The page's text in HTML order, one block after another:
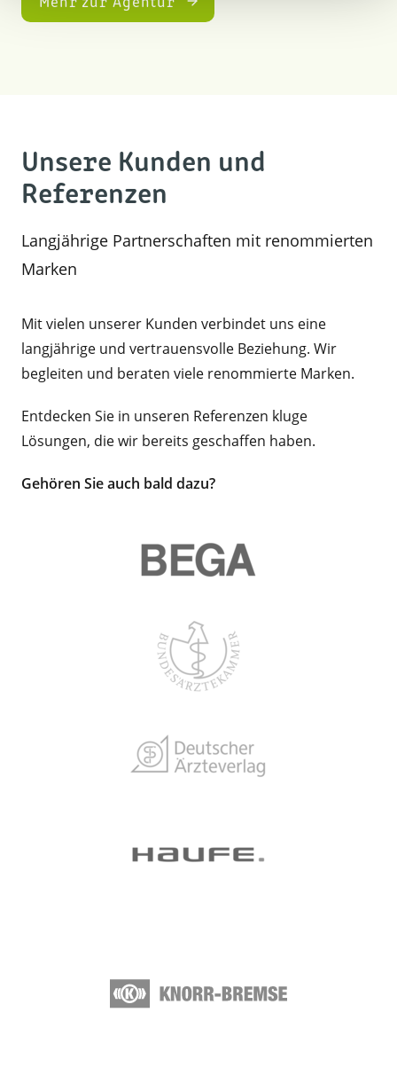
Mehr zur Agentur
Unsere Kunden und
Referenzen
Langjährige Partnerschaften mit renommierten
Marken
Mit vielen unserer Kunden verbindet uns eine
langjährige und vertrauensvolle Beziehung. Wir
begleiten und beraten viele renommierte Marken.
Entdecken Sie in unseren Referenzen kluge
Lösungen, die wir bereits geschaffen haben.
Gehören Sie auch bald dazu?